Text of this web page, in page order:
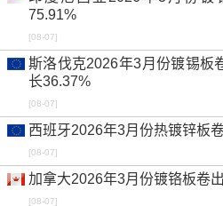
75.91%
[08-07]
斯洛伐克2026年3月份镀锡板
长36.37%
[08-07]
西班牙2026年3月份热镀锌板
[08-07]
加拿大2026年3月份镀铬板卷
[08-07]